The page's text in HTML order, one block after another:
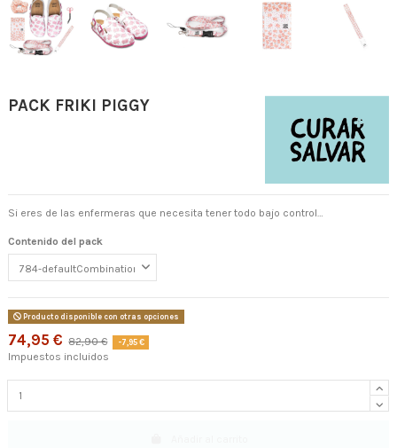
PACK FRIKI PIGGY
Si eres de las enfermeras que necesita tener todo bajo control…
Contenido del pack
Producto disponible con otras opciones
74,95 € 82,90 € -7,95 €
Impuestos incluidos